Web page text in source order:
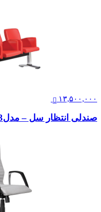
۱۳,۵۰۰,۰۰۰
صندلی انتظار سل – مدلW240N3